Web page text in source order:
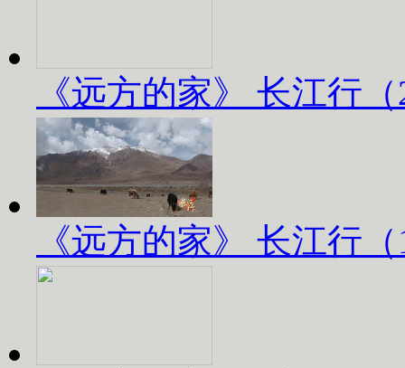
《远方的家》 长江行
《远方的家》 长江行